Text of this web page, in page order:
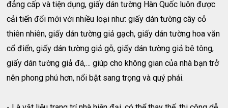
đẳng cấp và tiện dụng, giấy dán tường Hàn Quốc luôn được
cải tiến đổi mới với nhiều loại như: giấy dán tường cây cỏ
thiên nhiên, giấy dán tường giả gạch, giấy dán tường hoa văn
cổ điển, giấy dán tường giả gỗ, giấy dán tường giả bê tông,
giấy dán tường giả đá,… giúp cho không gian của nhà bạn trở
nên phong phú hơn, nổi bật sang trọng và quý phái.